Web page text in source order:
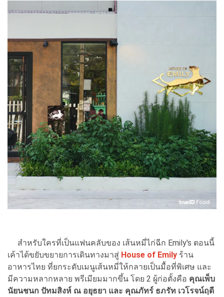
สำหรับใครที่เป็นแฟนคลับของ เส้นหมี่ไก่ฉีก Emily's ตอนนี้
เค้าได้ขยับขยายการเดินทางมาสู่ House of Emily ร้าน
อาหารไทย ที่ยกระดับเมนูเส้นหมี่ให้กลายเป็นมื้อที่พิเศษ และ
มีความหลากหลาย พรีเมียมมากขึ้น โดย 2 ผู้ก่อตั้งคือ คุณเพ็บ
นัยนชนก ปัทมสิงห์ ณ อยุธยา และ คุณภัทร์ ธภรัท เวโรจน์ฤดี